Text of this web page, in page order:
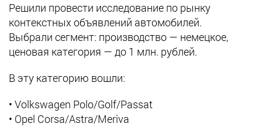
Решили провести исследование по рынку
контекстных объявлений автомобилей.
Выбрали сегмент: производство — немецкое,
ценовая категория — до 1 млн. рублей.
В эту категорию вошли:
• Volkswagen Polo/Golf/Passat
• Opel Corsa/Astra/Meriva